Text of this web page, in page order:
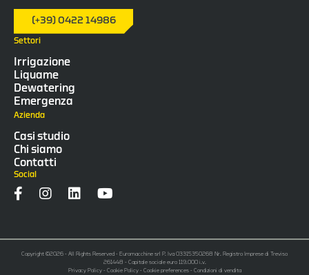
(+39) 0422 14986
Settori
Irrigazione
Liquame
Dewatering
Emergenza
Azienda
Casi studio
Chi siamo
Contatti
Social
Copyright ©2026 - All Rights Reserved - Euromacchine srl P. Iva 03315350268 Nr. Registro Imprese di Treviso
261448 - Capitale sociale euro 119.000 i.v.
Privacy Policy- Cookie Policy- Cookie preferences - Condizioni di vendita